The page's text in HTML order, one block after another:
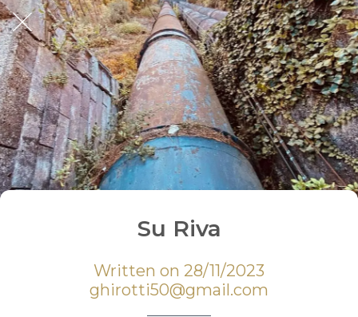
Su Riva
Written on 28/11/2023
ghirotti50@gmail.com